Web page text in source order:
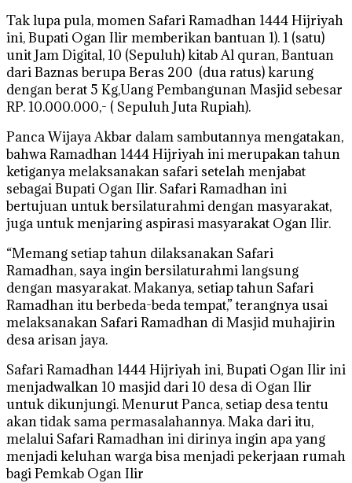
Tak lupa pula, momen Safari Ramadhan 1444 Hijriyah
ini, Bupati Ogan Ilir memberikan bantuan 1). 1 (satu)
unit Jam Digital, 10 (Sepuluh) kitab Al quran, Bantuan
dari Baznas berupa Beras 200 (dua ratus) karung
dengan berat 5 Kg,Uang Pembangunan Masjid sebesar
RP. 10.000.000,- ( Sepuluh Juta Rupiah).
Panca Wijaya Akbar dalam sambutannya mengatakan,
bahwa Ramadhan 1444 Hijriyah ini merupakan tahun
ketiganya melaksanakan safari setelah menjabat
sebagai Bupati Ogan Ilir. Safari Ramadhan ini
bertujuan untuk bersilaturahmi dengan masyarakat,
juga untuk menjaring aspirasi masyarakat Ogan Ilir.
“Memang setiap tahun dilaksanakan Safari
Ramadhan, saya ingin bersilaturahmi langsung
dengan masyarakat. Makanya, setiap tahun Safari
Ramadhan itu berbeda-beda tempat,” terangnya usai
melaksanakan Safari Ramadhan di Masjid muhajirin
desa arisan jaya.
Safari Ramadhan 1444 Hijriyah ini, Bupati Ogan Ilir ini
menjadwalkan 10 masjid dari 10 desa di Ogan Ilir
untuk dikunjungi. Menurut Panca, setiap desa tentu
akan tidak sama permasalahannya. Maka dari itu,
melalui Safari Ramadhan ini dirinya ingin apa yang
menjadi keluhan warga bisa menjadi pekerjaan rumah
bagi Pemkab Ogan Ilir